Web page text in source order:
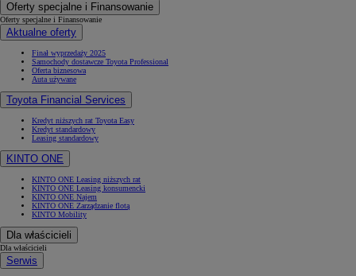
Oferty specjalne i Finansowanie
Oferty specjalne i Finansowanie
Aktualne oferty
Finał wyprzedaży 2025
Samochody dostawcze Toyota Professional
Oferta biznesowa
Auta używane
Toyota Financial Services
Kredyt niższych rat Toyota Easy
Kredyt standardowy
Leasing standardowy
KINTO ONE
KINTO ONE Leasing niższych rat
KINTO ONE Leasing konsumencki
KINTO ONE Najem
KINTO ONE Zarządzanie flotą
KINTO Mobility
Dla właścicieli
Dla właścicieli
Serwis